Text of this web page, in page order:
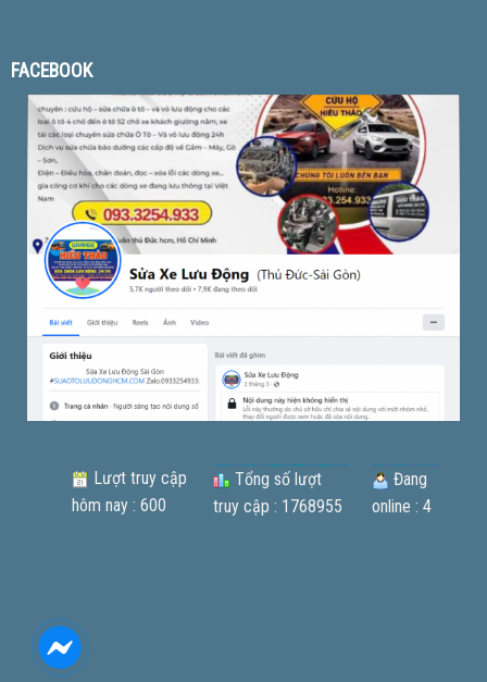
FACEBOOK
Lượt truy cập
hôm nay : 600
Tổng số lượt
truy cập : 1768955
Đang
online : 4